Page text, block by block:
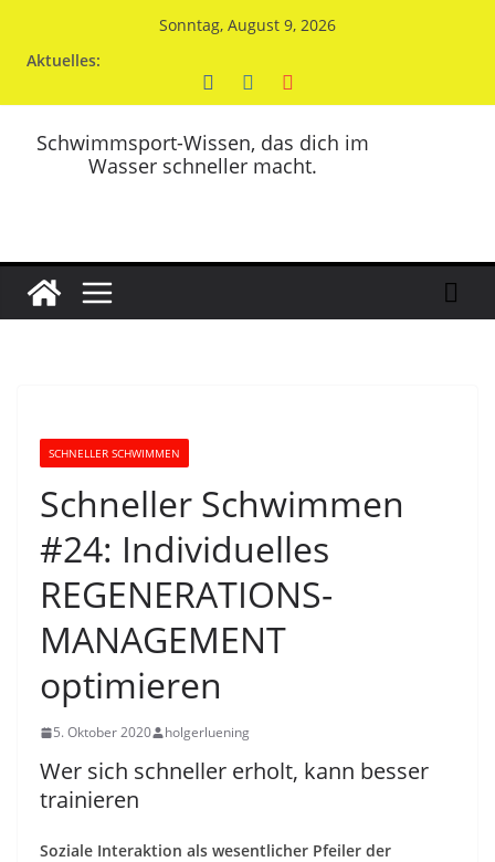
Sonntag, August 9, 2026
Aktuelles:
Schwimmsport-Wissen, das dich im
Wasser schneller macht.
SCHNELLER SCHWIMMEN
Schneller Schwimmen
#24: Individuelles
REGENERATIONS-
MANAGEMENT
optimieren
5. Oktober 2020 holgerluening
Wer sich schneller erholt, kann besser
trainieren
Soziale Interaktion als wesentlicher Pfeiler der